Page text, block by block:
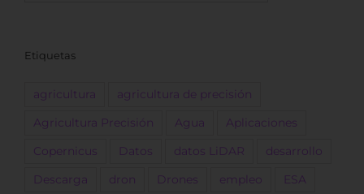
Etiquetas
agricultura agricultura de precisión
Agricultura Precisión Agua Aplicaciones
Copernicus Datos datos LiDAR desarrollo
Descarga dron Drones empleo ESA